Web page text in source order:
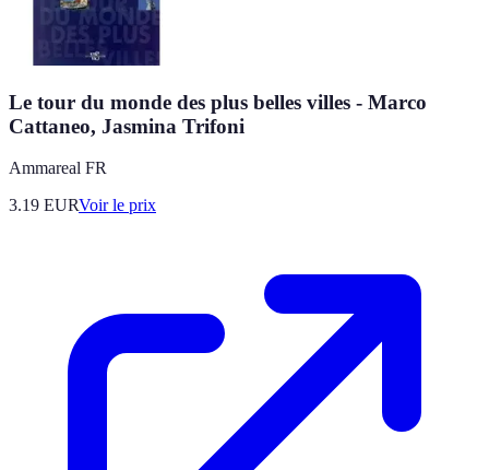
Le tour du monde des plus belles villes - Marco
Cattaneo, Jasmina Trifoni
Ammareal FR
3.19 EURVoir le prix